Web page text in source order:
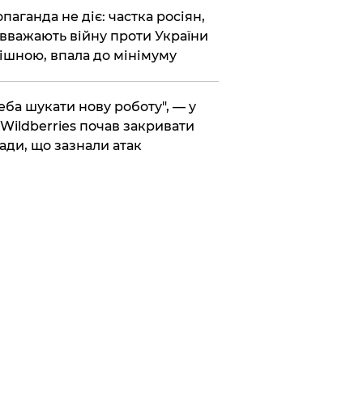
не діє: частка росіян,
війну проти України
впала до мінімуму
шукати нову роботу", — у
почав закривати
що зазнали атак